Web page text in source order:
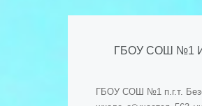
ГБОУ СОШ №1
ГБОУ СОШ №1 п.г.т.